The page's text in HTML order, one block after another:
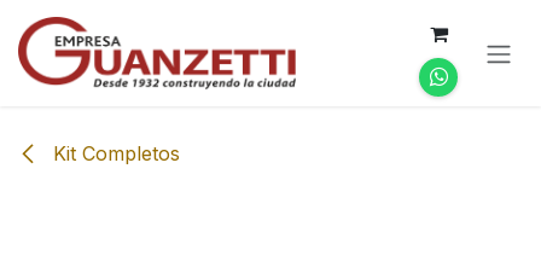
Ir al contenido
Kit Completos